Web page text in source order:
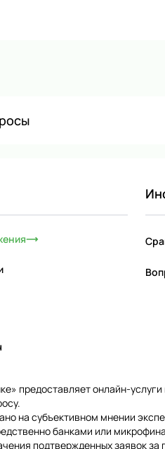
предоставляет онлайн-
на субъективном мнении
банками или
подтвержденных заявок